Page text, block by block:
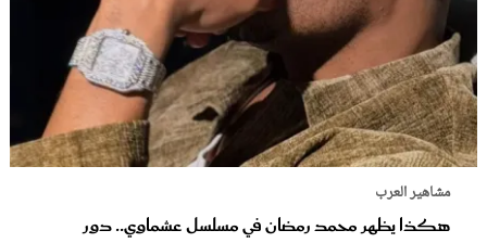
مشاهير العرب
هكذا يظهر محمد رمضان في مسلسل عشماوي.. دور